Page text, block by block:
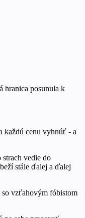
hranica posunula k
každú cenu vyhnúť - a
vedie do
stále ďalej a ďalej
so vzťahovým fóbistom